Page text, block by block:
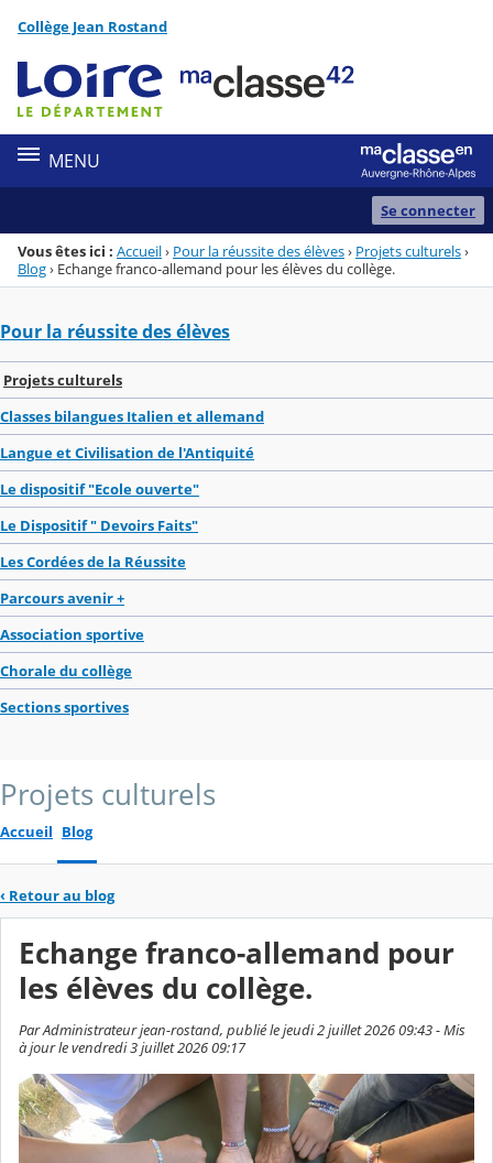
Menu de la rubrique
Contenu
Collège Jean Rostand
MENU
Se connecter
Vous êtes ici : Accueil› Pour la réussite des élèves› Projets culturels›
Blog› Echange franco-allemand pour les élèves du collège.
Pour la réussite des élèves
Projets culturels
Classes bilangues Italien et allemand
Langue et Civilisation de l'Antiquité
Le dispositif "Ecole ouverte"
Le Dispositif " Devoirs Faits"
Les Cordées de la Réussite
Parcours avenir +
Association sportive
Chorale du collège
Sections sportives
Projets culturels
Accueil Blog
‹ Retour au blog
Echange franco-allemand pour
les élèves du collège.
Par Administrateur jean-rostand, publié le jeudi 2 juillet 2026 09:43 - Mis
à jour le vendredi 3 juillet 2026 09:17